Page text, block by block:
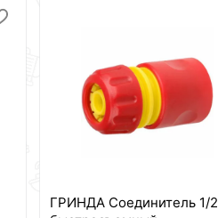
ГРИНДА Соединитель 1/2